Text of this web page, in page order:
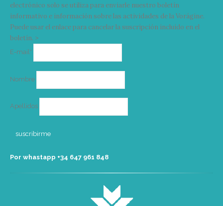
electrónico solo se utiliza para enviarle nuestro boletín
informativo e información sobre las actividades de la Vorágine.
Puede usar el enlace para cancelar la suscripción incluido en el
boletín. >
E-mail*
Nombre
Apellidos
Por whastapp +34 ‭647 961 848‬